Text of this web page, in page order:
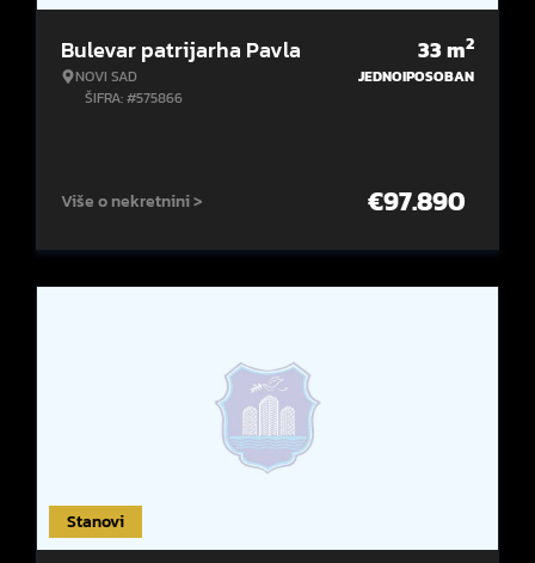
Bulevar patrijarha Pavla
NOVI SAD
ŠIFRA: #575866
33m2
JEDNOIPOSOBAN
Više o nekretnini > €97.890
Stanovi